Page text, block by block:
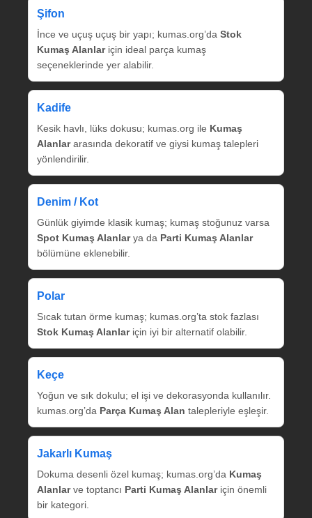
Şifon
İnce ve uçuş uçuş bir yapı; kumas.org’da Stok
Kumaş Alanlariçin ideal parça kumaş
seçeneklerinde yer alabilir.
Kadife
Kesik havlı, lüks dokusu; kumas.org ile Kumaş
Alanlararasında dekoratif ve giysi kumaş talepleri
yönlendirilir.
Denim / Kot
Günlük giyimde klasik kumaş; kumaş stoğunuz varsa
Spot Kumaş Alanlarya da Parti Kumaş Alanlar
bölümüne eklenebilir.
Polar
Sıcak tutan örme kumaş; kumas.org’ta stok fazlası
Stok Kumaş Alanlariçin iyi bir alternatif olabilir.
Keçe
Yoğun ve sık dokulu; el işi ve dekorasyonda kullanılır.
kumas.org’da Parça Kumaş Alan talepleriyle eşleşir.
Jakarlı Kumaş
Dokuma desenli özel kumaş; kumas.org’da Kumaş
Alanlarve toptancı Parti Kumaş Alanlariçin önemli
bir kategori.